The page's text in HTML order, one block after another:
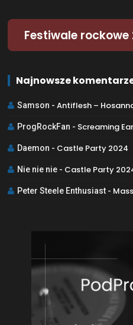
Festiwale rockowe
Najnowsze
Samson -Antiflesh –
ProgRockFan - Screaming
Daemon - Castle Party 2024
Nie nie nie - Castle Party
Peter Steele Enthusiast -